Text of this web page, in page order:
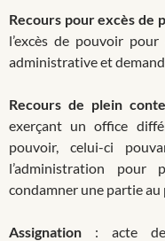
Recours pour excès de
l’excès de pouvoir
administrative et
Recours de plein
exerçant un office
pouvoir, celui-ci
l’administration pour
condamner une partie au
Assignation : acte de